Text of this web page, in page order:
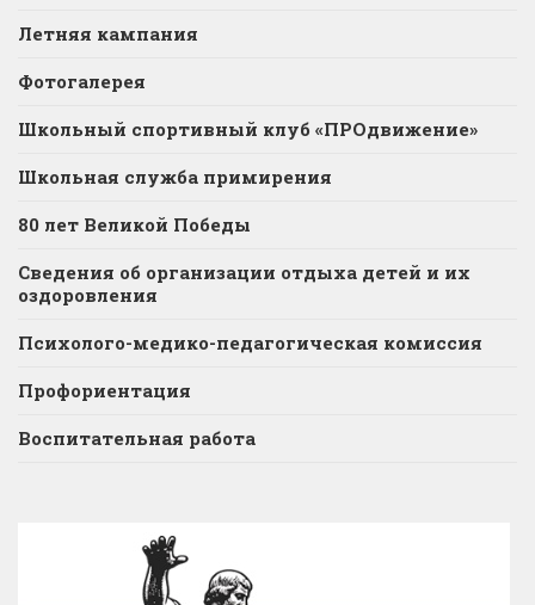
Летняя кампания
Фотогалерея
Школьный спортивный клуб «ПРОдвижение»
Школьная служба примирения
80 лет Великой Победы
Сведения об организации отдыха детей и их
оздоровления
Психолого-медико-педагогическая комиссия
Профориентация
Воспитательная работа